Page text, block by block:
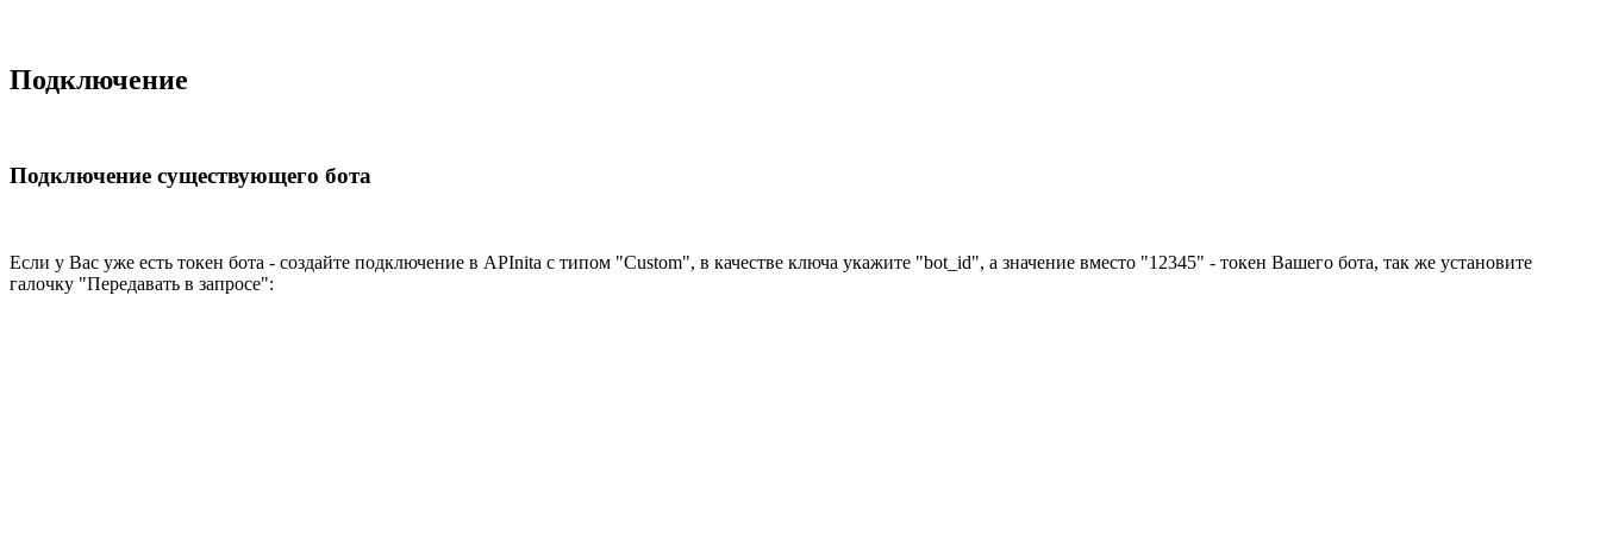
Подключение
Подключение существующего бота
Если у Вас уже есть токен бота - создайте подключение в APInita с типом "Custom", в качестве ключа укажите "bot_id", а значение вместо "12345" - токен Вашего бота, так же установите
галочку "Передавать в запросе":